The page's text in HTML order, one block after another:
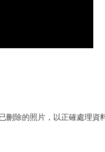
刪除的照片，以正確處理資